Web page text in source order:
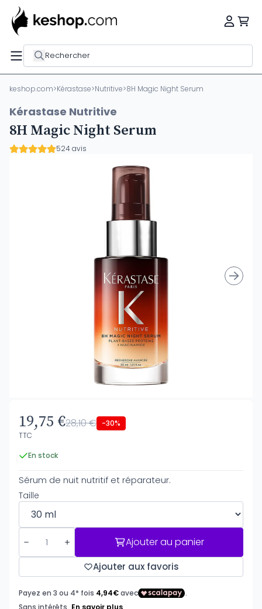
Rechercher
keshop.com>Kérastase>Nutritive>8H Magic Night Serum
Kérastase Nutritive
8H Magic Night Serum
524 avis
19,75 €28,10 € -30%
TTC
En stock
Sérum de nuit nutritif et réparateur.
Taille
Ajouter au panier
Ajouter aux favoris